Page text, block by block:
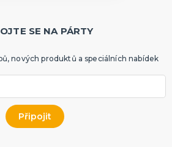
SE NA PÁRTY
nových produktů a speciálních nabídek